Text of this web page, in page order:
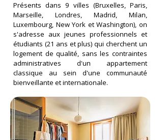
Présents dans 9 villes (Bruxelles, Paris,
Marseille, Londres, Madrid, Milan,
Luxembourg, New York et Washington), on
s'adresse aux jeunes professionnels et
étudiants (21 ans et plus) qui cherchent un
logement de qualité, sans les contraintes
administratives d'un appartement
classique au sein d'une communauté
bienveillante et internationale.